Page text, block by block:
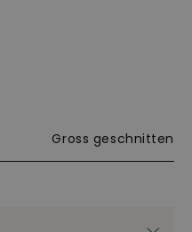
Gross geschnitten